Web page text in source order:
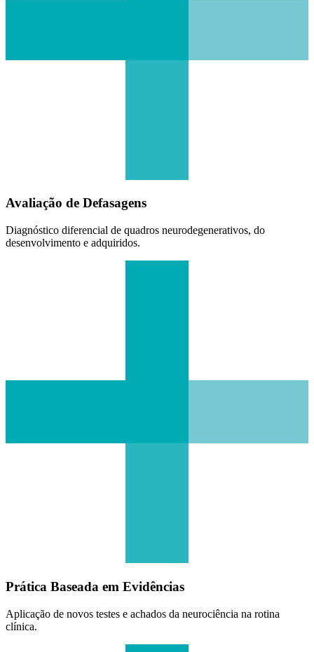
Avaliação de Defasagens
Diagnóstico diferencial de quadros neurodegenerativos, do
desenvolvimento e adquiridos.
Prática Baseada em Evidências
Aplicação de novos testes e achados da neurociência na rotina
clínica.